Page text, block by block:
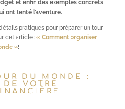
et enfin des exemples concrets
ont tenté l’aventure.
pratiques pour préparer un tour
cet article : « Comment organiser
»!
DU MONDE :
VOTRE